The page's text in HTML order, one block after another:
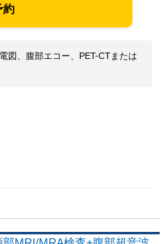
約
図、腹部エコー、PET-CTまたは